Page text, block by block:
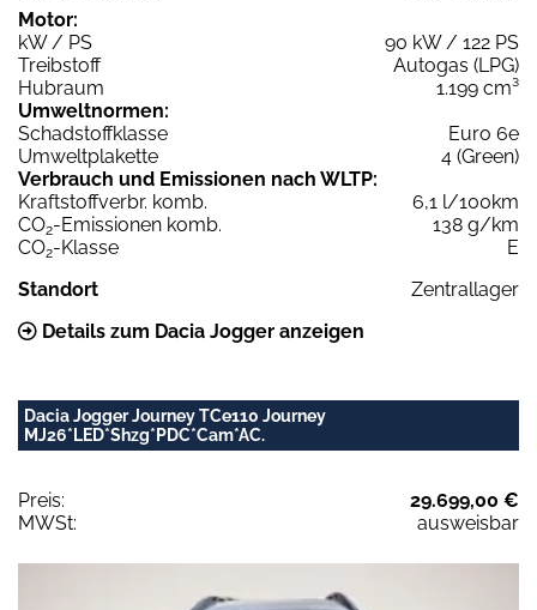
Motor:
kW / PS
90 kW / 122 PS
Treibstoff
Autogas (LPG)
Hubraum
1.199 cm³
Umweltnormen:
Schadstoffklasse
Euro 6e
Umweltplakette
4 (Green)
Verbrauch und Emissionen nach WLTP:
Kraftstoffverbr. komb.
6,1 l/100km
CO2-Emissionen komb.
138 g/km
CO2-Klasse
E
Standort
Zentrallager
Details zum Dacia Jogger anzeigen
Dacia Jogger Journey TCe110 Journey
MJ26*LED*Shzg*PDC*Cam*AC.
Preis:
29.699,00 €
MWSt:
ausweisbar